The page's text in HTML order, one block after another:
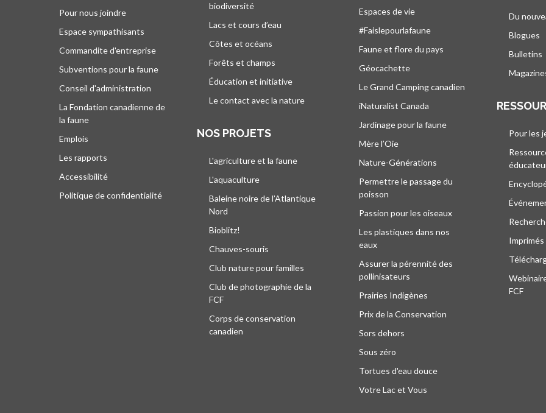
Pour nous joindre
Espace sympathisants
Commandite d'entreprise
Subventions pour la faune
Conseil d'administration
La Fondation canadienne de
la faune
Emplois
Les rapports
Accessibilité
Politique de confidentialité
biodiversité
Lacs et cours d’eau
Côtes et océans
Forêts et champs
Éducation et initiative
Le contact avec la nature
NOS PROJETS
L'agriculture et la faune
L'aquaculture
Baleine noire de l’Atlantique
Nord
Bioblitz!
Chauves-souris
Club nature pour familles
Club de photographie de la
FCF
Corps de conservation
canadien
Espaces de vie
#Faislepourlafaune
Faune et flore du pays
Géocachette
Le Grand Camping canadien
iNaturalist Canada
Jardinage pour la faune
Mère l’Oie
Nature-Générations
Permettre le passage du
poisson
Passion pour les oiseaux
Les plastiques dans nos
eaux
Assurer la pérennité des
pollinisateurs
Prairies Indigènes
Prix de la Conservation
Sors dehors
Sous zéro
Tortues d'eau douce
Votre Lac et Vous
Du
Blogues
Bulletins
Pour les
Imprimés
FCF